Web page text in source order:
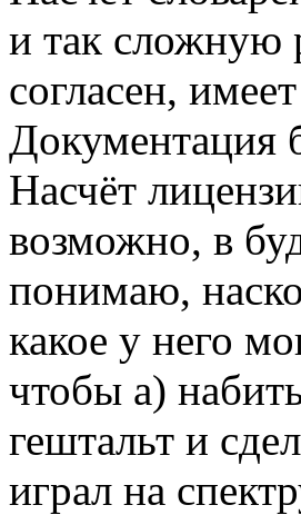
и так сложную
согласен,
Документация
Насчёт
возможно, в
понимаю,
какое у него
чтобы а)
гештальт и
играл на